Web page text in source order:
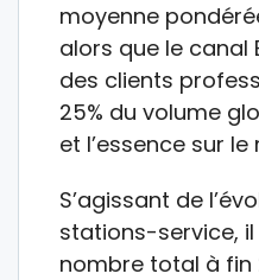
moyenne
alors que le canal
des clients
25% du volume
et l’essence sur
S’agissant de
stations-service,
nombre total à fin